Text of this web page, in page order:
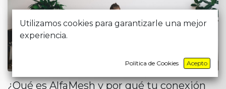
ASISTENTES DE MARKETING
¿Qué es AlfaMesh y por qué tu conexión
Utilizamos cookies para garantizarle una mejor
experiencia.
Política de Cookies Acepto